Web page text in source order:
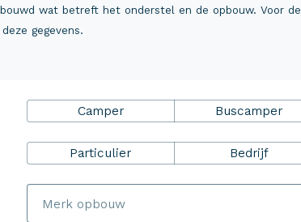
wat betreft het onderstel en de opbouw. Voor de
gegevens.
Camper Buscamper
Particulier Bedrijf
Schade melden
Aveco Alarmcentrale